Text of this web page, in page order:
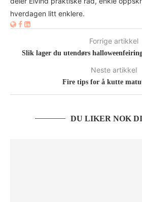
hverdagen litt enklere.
Forrige artikkel
Slik lager du utendørs
Neste artikkel
Fire tips for å kutte
DU LIKER NOK